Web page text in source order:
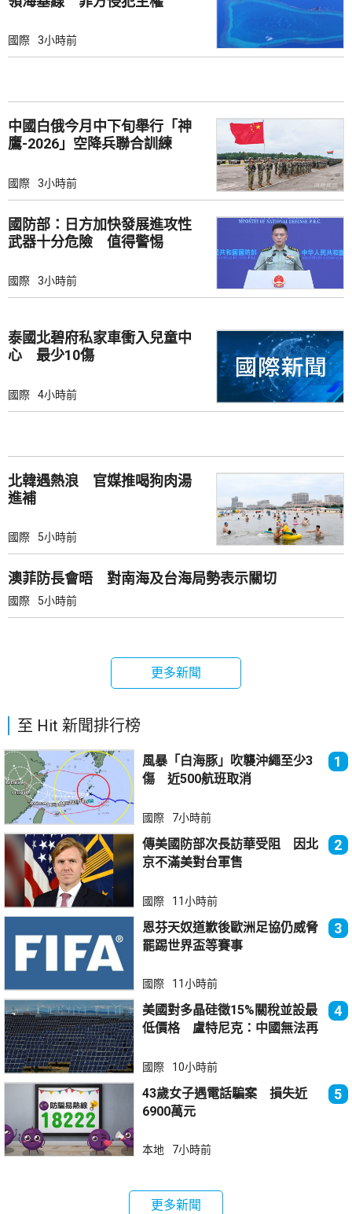
國際 3小時前
中國白俄今月中下旬舉行「神
鷹-2026」空降兵聯合訓練
國際 3小時前
國防部：日方加快發展進攻性
武器十分危險 值得警惕
國際 3小時前
泰國北碧府私家車衝入兒童中
心 最少10傷
國際 4小時前
北韓遇熱浪 官媒推喝狗肉湯
進補
國際 5小時前
澳菲防長會晤 對南海及台海局勢表示關切
國際 5小時前
更多新聞
至 Hit 新聞排行榜
風暴「白海豚」吹襲沖繩至少3
傷 近500航班取消
1
國際 7小時前
傳美國防部次長訪華受阻 因北
京不滿美對台軍售
2
國際 11小時前
恩芬天奴道歉後歐洲足協仍威脅
罷踢世界盃等賽事
3
國際 11小時前
美國對多晶硅徵15%關稅並設最
低價格 盧特尼克：中國無法再
4
國際 10小時前
43歲女子遇電話騙案 損失近
6900萬元
5
本地 7小時前
更多新聞